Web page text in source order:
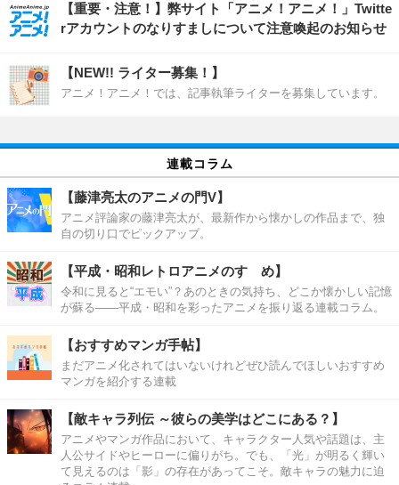
【重要・注意！】弊サイト「アニメ！アニメ！」Twitte
rアカウントのなりすましについて注意喚起のお知らせ
【NEW!! ライター募集！】
アニメ！アニメ！では、記事執筆ライターを募集しています。
連載コラム
【藤津亮太のアニメの門V】
アニメ評論家の藤津亮太が、最新作から懐かしの作品まで、独
自の切り口でピックアップ。
【平成・昭和レトロアニメのすゝめ】
令和に見ると“エモい”？あのときの気持ち、どこか懐かしい記憶
が蘇る――平成・昭和を彩ったアニメを振り返る連載コラム。
【おすすめマンガ手帖】
まだアニメ化されてはいないけれどぜひ読んでほしいおすすめ
マンガを紹介する連載
【敵キャラ列伝 ～彼らの美学はどこにある？】
アニメやマンガ作品において、キャラクター人気や話題は、主
人公サイドやヒーローに偏りがち。でも、「光」が明るく輝い
て見えるのは「影」の存在があってこそ。敵キャラの魅力に迫